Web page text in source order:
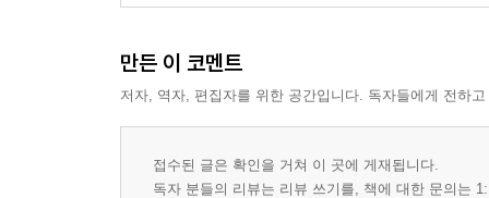
전통 수칙2 : 산모는 무조건 누워 쉬어라 - 출산
단계적으로 준비하는 가사와 육아
전통 수칙3 : 출산 후 목욕을 금하라 - 환경 변화에
전통 수칙4 : 보양식으로 기를 보하라 - 요오드 과
[best 산후조리] 최고의 산후 운동, 걷기 / [전문가
만든 이 코멘트
저자, 역자, 편집자를 위한 공간입니다. 독자들에게 전하
접수된 글은 확인을 거쳐 이 곳에 게재됩니다.
독자 분들의 리뷰는 리뷰 쓰기를, 책에 대한 문의는